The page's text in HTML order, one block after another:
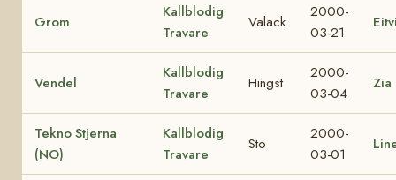
Grom
Kallblodig
Travare
Valack
2000-
03-21
Vendel
Kallblodig
Travare
Hingst
2000-
03-04
Zia
Tekno Stjerna
(NO)
Kallblodig
Travare
Sto
2000-
03-01